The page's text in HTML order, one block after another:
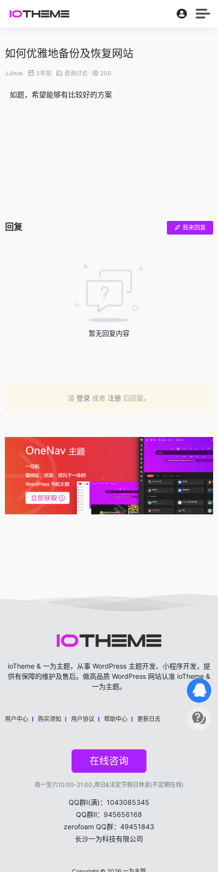
如何优雅地备份及恢复网站
JJinok 3年前 咨询讨论 200
如题，希望能够有比较好的方案
回复 我来回复
暂无回复内容
请 登录 或者 注册 后回复。
ioTheme & 一为主题，从事 WordPress 主题开发、小程序开发，提
供有保障的维护及售后。做高品质 WordPress 网站认准 ioTheme &
一为主题。
用户中心 购买须知 用户协议 帮助中心 更新日志
在线咨询
周一至六10:00-21:00,周日&法定节假日休息(不定期在线)
QQ群Ⅰ(满)：1043085345
QQ群Ⅱ： 945656168
zerofoam QQ群：49451843
长沙一为科技有限公司